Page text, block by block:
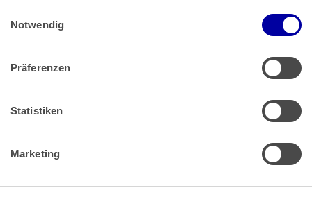
Impressum
Notwendig
Präferenzen
Statistiken
Marketing
Muster Widerrufsformular (PDF)
Barrierefreiheit